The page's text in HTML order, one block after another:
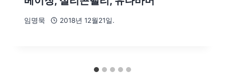
임명묵 2018년 12월21일.